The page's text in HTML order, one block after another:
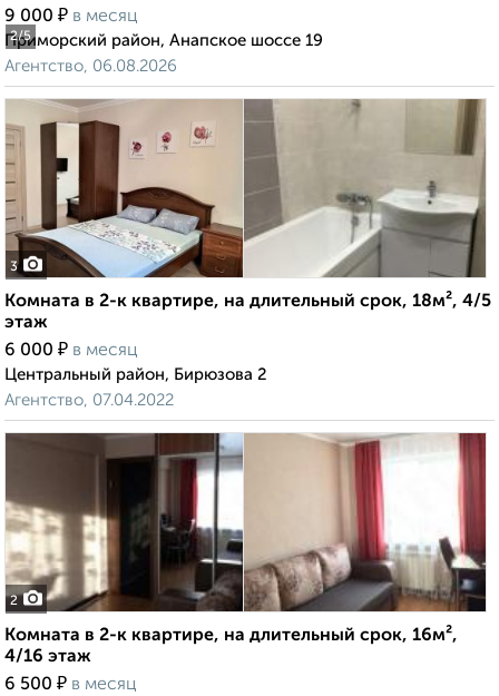
2/5
9 000 ₽ в месяц
Приморский район, Анапское шоссе 19
Агентство, 06.08.2026
3
Комната в 2-к квартире, на длительный срок, 18м², 4/5
этаж
6 000 ₽ в месяц
Центральный район, Бирюзова 2
Агентство, 07.04.2022
2
Комната в 2-к квартире, на длительный срок, 16м²,
4/16 этаж
6 500 ₽ в месяц